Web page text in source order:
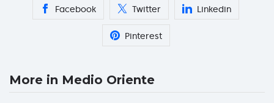
Facebook Twitter Linkedin
Pinterest
More in Medio Oriente